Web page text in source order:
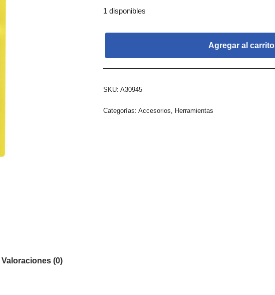
1 disponibles
Agregar al carrito
SKU:A30945
Categorías:Accesorios Herramientas
Valoraciones (0)